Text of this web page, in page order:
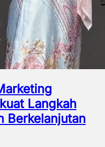
Langkah
Berkelanjutan